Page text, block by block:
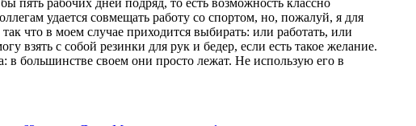
удается совмещать работу со спортом, но, пожалуй, я для
так что в моем случае приходится выбирать: или работать, или
взять с собой резинки для рук и бедер, если есть такое желание.
в большинстве своем они просто лежат. Не использую его в